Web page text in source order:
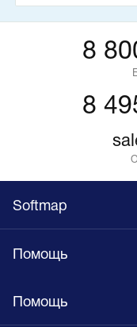
8
8
Softmap
Помощь
Помощь